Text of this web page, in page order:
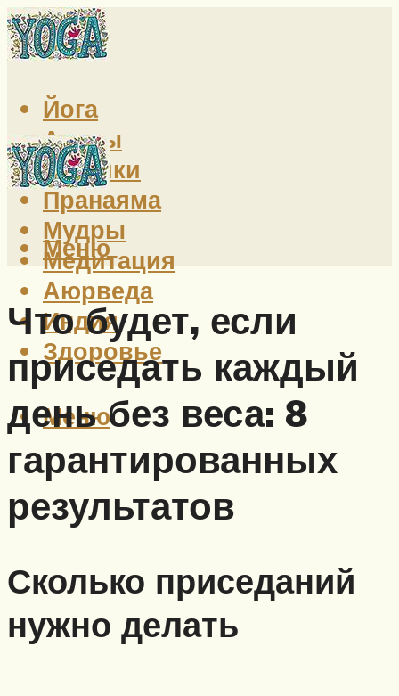
Йога
Асаны
Техники
Пранаяма
Мудры
Медитация
Аюрведа
Индия
Здоровье
Меню
Меню
Что будет, если
приседать каждый
день без веса: 8
гарантированных
результатов
Сколько приседаний
нужно делать